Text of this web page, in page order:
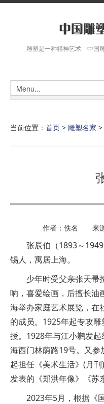
雕塑是一种精神艺术 中国
当前位置： 首页 > 雕塑名家 >
作者：佚名 来源
张辰伯（1893～
锡人，寓居上海。
少年时受父亲张天帚
响，喜爱绘画，后擅长油
海举办家庭艺术展览，在
的成员。1925年起专攻
授。1928年与江小鹣发
海西门林荫路19号。又
起担任《美术生活》(月
发表的《郑洪年像》《苏
2023年5月，根据《